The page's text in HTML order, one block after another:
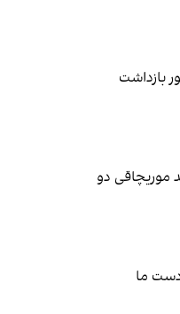
بازداشت
موریچاقی دو
دست ما